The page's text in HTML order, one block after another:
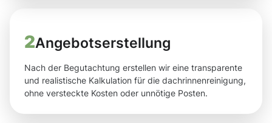
2Angebotserstellung
Nach der Begutachtung erstellen wir eine transparente
und realistische Kalkulation für die dachrinnenreinigung,
ohne versteckte Kosten oder unnötige Posten.